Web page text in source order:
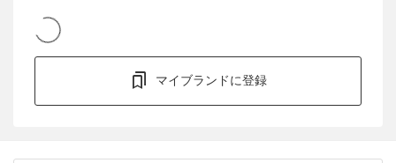
マイブランドに登録